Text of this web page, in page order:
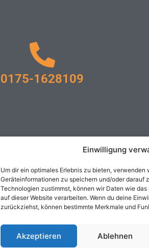
Einwilligung
Um dir ein optimales Erlebnis zu bieten,
Geräteinformationen zu speichern und/oder darauf
Technologien zustimmst, können wir Daten wie
auf dieser Website verarbeiten. Wenn du deine
zurückziehst, können bestimmte Merkmale und
Akzeptieren Ablehnen
0175-1628109
©️ meer-mobil-